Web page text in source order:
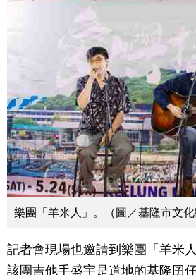
樂團「羊米人」。（圖／基隆市文化
記者會現場也邀請到樂團「羊米
該團吉他手盛宇是道地的基隆囝